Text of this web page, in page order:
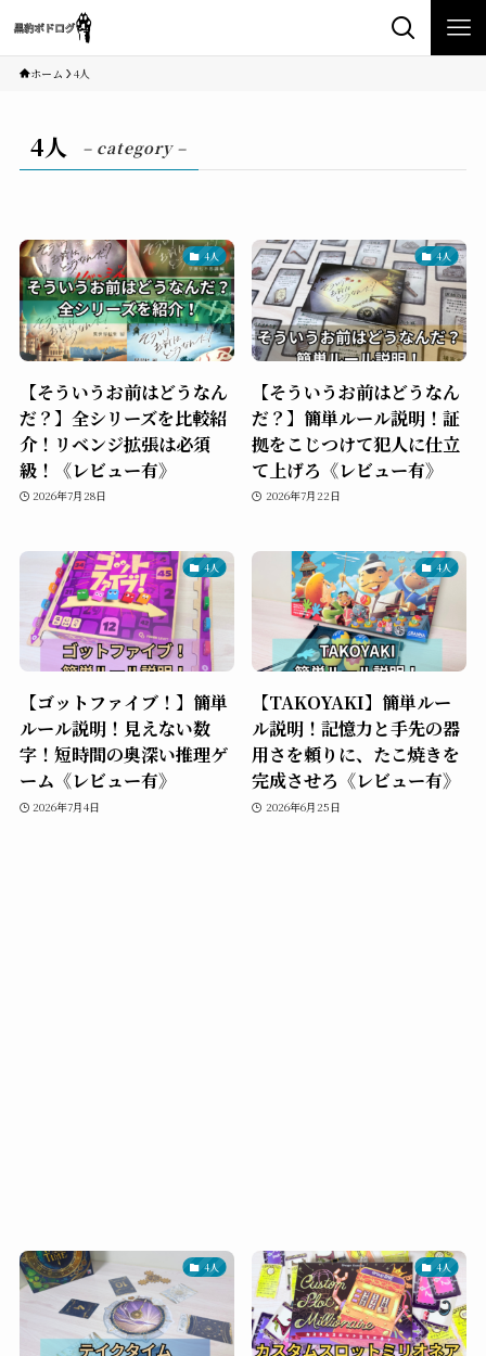
ホーム 4人
4人 – category –
4人
【そういうお前はどうなん
だ？】全シリーズを比較紹
介！リベンジ拡張は必須
級！《レビュー有》
2026年7月28日
4人
【そういうお前はどうなん
だ？】簡単ルール説明！証
拠をこじつけて犯人に仕立
て上げろ《レビュー有》
2026年7月22日
4人
【ゴットファイブ！】簡単
ルール説明！見えない数
字！短時間の奥深い推理ゲ
ーム《レビュー有》
2026年7月4日
4人
【TAKOYAKI】簡単ルー
ル説明！記憶力と手先の器
用さを頼りに、たこ焼きを
完成させろ《レビュー有》
2026年6月25日
4人 4人